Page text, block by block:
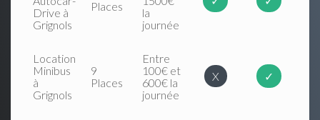
Drive à
Grignols
Places
la
journée
Location
Minibus
à
Grignols
9
Places
Entre
100€ et
600€ la
journée
X ✓